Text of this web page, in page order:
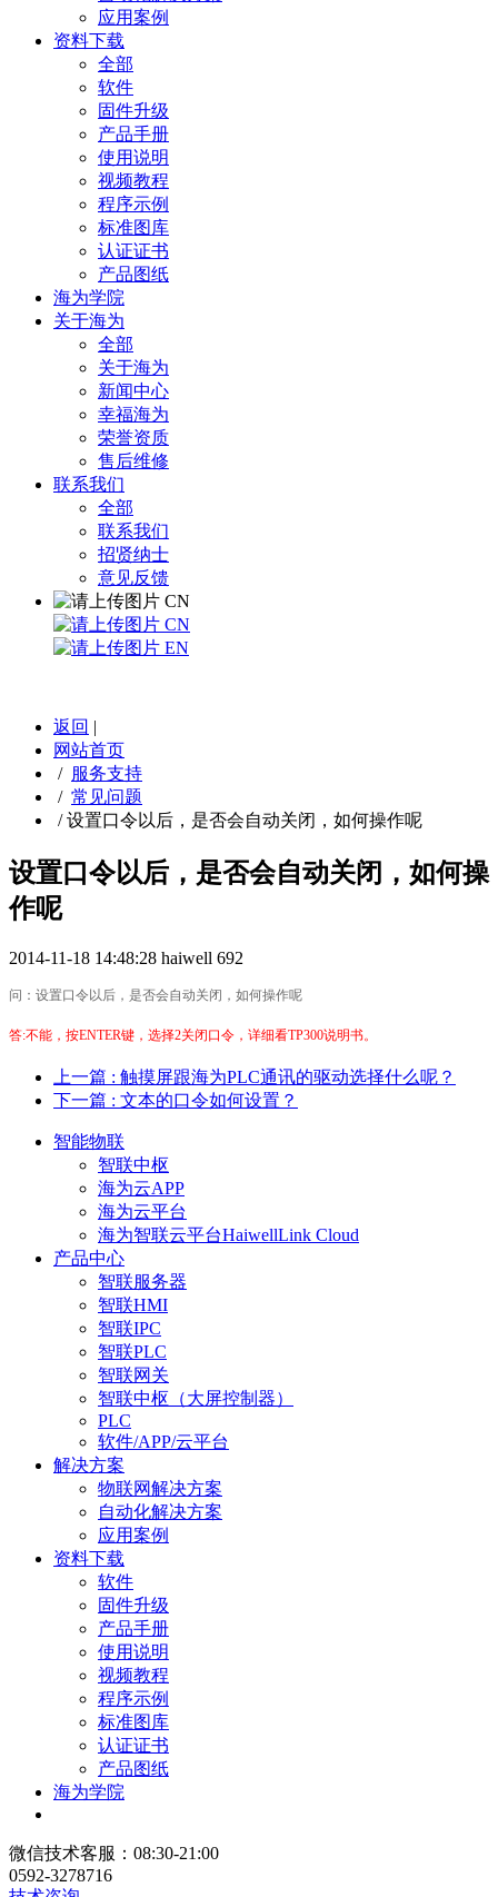
应用案例
资料下载
全部
软件
固件升级
产品手册
使用说明
视频教程
程序示例
标准图库
认证证书
产品图纸
海为学院
关于海为
全部
关于海为
新闻中心
幸福海为
荣誉资质
售后维修
联系我们
全部
联系我们
招贤纳士
意见反馈
CN
CN
EN
返回 |
网站首页
/ 服务支持
/ 常见问题
/设置口令以后，是否会自动关闭，如何操作呢
设置口令以后，是否会自动关闭，如何操
作呢
2014-11-18 14:48:28 haiwell 692
问：设置口令以后，是否会自动关闭，如何操作呢
答:不能，按ENTER键，选择2关闭口令，详细看TP300说明书。
上一篇 : 触摸屏跟海为PLC通讯的驱动选择什么呢？
下一篇 : 文本的口令如何设置？
智能物联
智联中枢
海为云APP
海为云平台
海为智联云平台HaiwellLink Cloud
产品中心
智联服务器
智联HMI
智联IPC
智联PLC
智联网关
智联中枢（大屏控制器）
PLC
软件/APP/云平台
解决方案
物联网解决方案
自动化解决方案
应用案例
资料下载
软件
固件升级
产品手册
使用说明
视频教程
程序示例
标准图库
认证证书
产品图纸
海为学院
微信技术客服：08:30-21:00
0592-3278716